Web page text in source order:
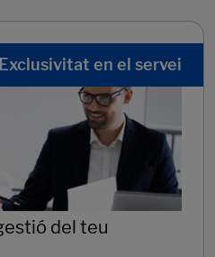
Exclusivitat en el servei
del teu